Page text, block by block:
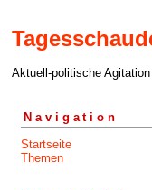
Aktuell-politische
Navigation
Startseite
Themen